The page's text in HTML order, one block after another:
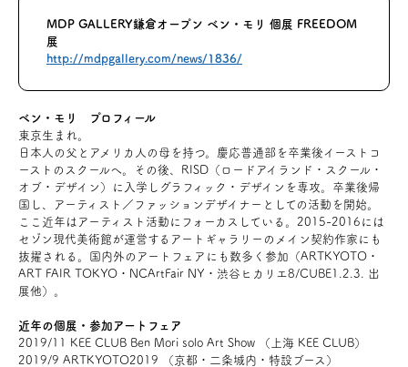
MDP GALLERY鎌倉オープン ベン・モリ 個展 FREEDOM
展
http://mdpgallery.com/news/1836/
ベン・モリ プロフィール
東京生まれ。
日本人の父とアメリカ人の母を持つ。慶応普通部を卒業後イーストコ
ーストのスクールへ。その後、RISD（ロードアイランド・スクール・
オブ・デザイン）に入学しグラフィック・デザインを専攻。卒業後帰
国し、アーティスト／ファッションデザイナーとしての活動を開始。
ここ近年はアーティスト活動にフォーカスしている。2015-2016には
セゾン現代美術館が運営するアートギャラリーのメイン契約作家にも
抜擢される。国内外のアートフェアにも数多く参加（ARTKYOTO・
ART FAIR TOKYO・NCArtFair NY・渋谷ヒカリエ8/CUBE1.2.3. 出
展他）。
近年の個展・参加アートフェア
2019/11 KEE CLUB Ben Mori solo Art Show （上海 KEE CLUB）
2019/9 ARTKYOTO2019 （京都・二条城内・特設ブース）